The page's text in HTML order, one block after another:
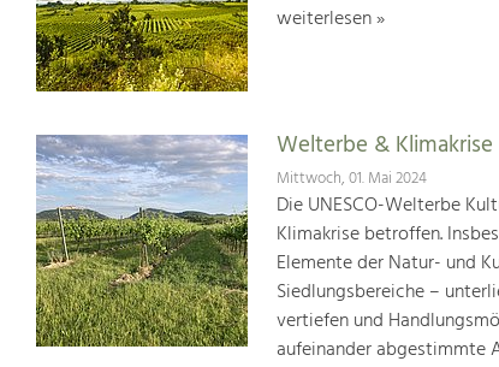
weiterlesen »
Welterbe & Klimakrise
Mittwoch, 01. Mai 2024
Die UNESCO-Welterbe
Klimakrise betroffen.
Elemente der Natur- und
Siedlungsbereiche –
vertiefen und
aufeinander abgestimmte